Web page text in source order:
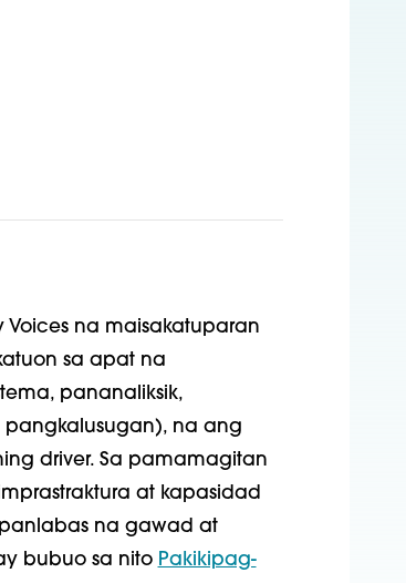
na maisakatuparan
sa apat na
pananaliksik,
na ang
driver. Sa pamamagitan
at kapasidad
na gawad at
bubuo sa nito Pakikipag-